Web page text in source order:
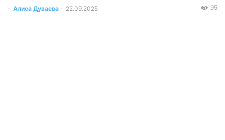
- Алиса Дуваева - 22.09.2025 95